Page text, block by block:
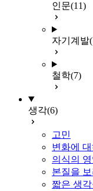
인문(11)
자기계발
철학(7)
생각(6)
고민
변화에 대
의식의
본질을 보
짧은 생